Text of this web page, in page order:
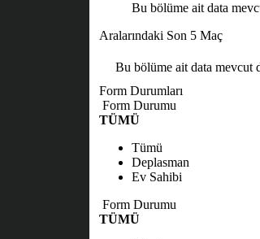
Bu bölüme ait data
Aralarındaki Son 5 Maç
Bu bölüme ait data mevcut
Form Durumları
Form Durumu
TÜMÜ
Tümü
Deplasman
Ev Sahibi
Form Durumu
TÜMÜ